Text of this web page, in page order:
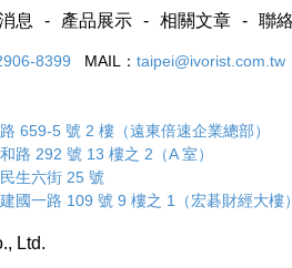
息 產品展示 相關文章 聯
8399 MAIL： taipei@ivorist.com.tw
659-5 號 2 樓（遠東倍速企業總部）
路 292 號 13 樓之 2（A 室）
生六街 25 號
國一路 109 號 9 樓之 1（宏碁財經大樓）
Ltd.